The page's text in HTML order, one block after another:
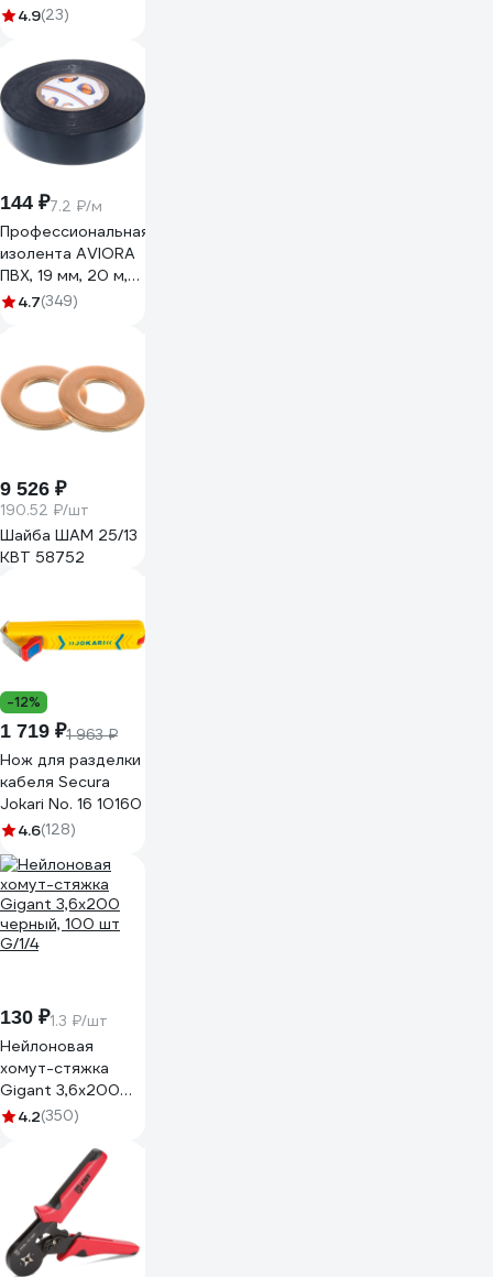
RJ-45 UTP 10-
4.9(23)
144 ₽7.2 ₽/м
Профессиональная
изолента AVIORA
ПВХ, 19 мм, 20 м,
черная 305-030
4.7(349)
9 526 ₽
190.52 ₽/шт
Шайба ШАМ 25/13
КВТ 58752
-12%
1 719 ₽1 963 ₽
Нож для разделки
кабеля Secura
Jokari No. 16 10160
4.6(128)
130 ₽1.3 ₽/шт
Нейлоновая
хомут-стяжка
Gigant 3,6х200
черный, 100 шт
4.2(350)